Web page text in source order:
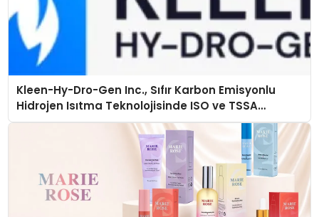
Kleen-Hy-Dro-Gen Inc., Sıfır Karbon Emisyonlu
Hidrojen Isıtma Teknolojisinde ISO ve TSSA
Düzenleyici Onaylarını Aldı